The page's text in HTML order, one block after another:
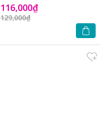
116,000₫
129,000₫